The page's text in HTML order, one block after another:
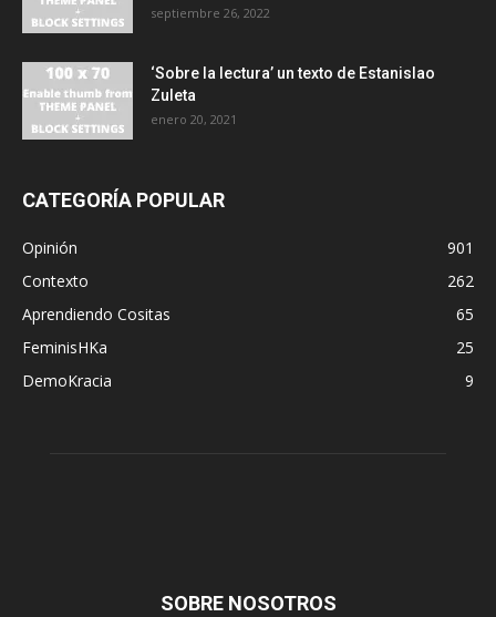
septiembre 26, 2022
‘Sobre la lectura’ un texto de Estanislao
Zuleta
enero 20, 2021
CATEGORÍA POPULAR
Opinión
901
Contexto
262
Aprendiendo Cositas
65
FeminisHKa
25
DemoKracia
9
SOBRE NOSOTROS